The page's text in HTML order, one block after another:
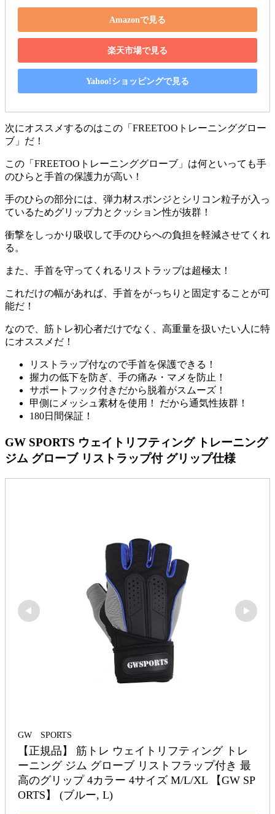
Amazonで見る
楽天市場で見る
Yahoo!ショッピングで見る
次にオススメするのはこの「 FREETOOトレーニンググロー
ブ 」だ！
この「FREETOOトレーニンググローブ」は何といっても手
のひらと手首の保護力が高い！
手のひらの部分には、弾力材スポンジとシリコン粒子が入っ
ているためグリップ力とクッション性が抜群！
衝撃をしっかり吸収して手のひらへの負担を軽減させてくれ
る。
また、手首を守ってくれるリストラップは超極太！
これだけの幅があれば、手首をがっちりと固定することが可
能だ！
なので、筋トレ初心者だけでなく、高重量を扱いたい人に特
にオススメだ！
リストラップ付なので手首を保護できる！
握力の低下を防ぎ、手の痛み・マメを防止！
サポートフック付きだから脱着がスムーズ！
甲側にメッシュ素材を使用！ だから通気性抜群！
180日間保証！
GW SPORTS ウェイトリフティング トレーニング
ジム グローブ リストラップ付 グリップ仕様
GW SPORTS
【正規品】 筋トレ ウェイトリフティング トレ
ーニング ジム グローブ リストフラップ付き 最
高のグリップ 4カラー 4サイズ M/L/XL 【GW SP
ORTS】 (ブルー, L)